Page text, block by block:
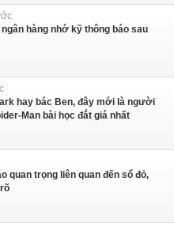
hàng nhớ kỹ thông báo sau
hay bác Ben, đây mới là người
Man bài học đắt giá nhất
quan trọng liên quan đến sổ đỏ,